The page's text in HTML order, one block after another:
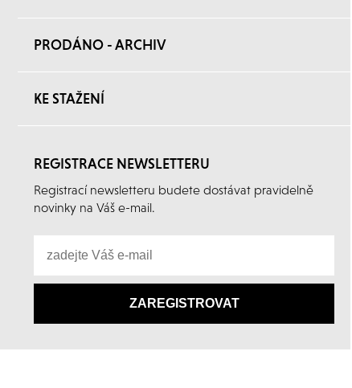
PRODÁNO - ARCHIV
KE STAŽENÍ
REGISTRACE NEWSLETTERU
Registrací newsletteru budete dostávat pravidelně
novinky na Váš e-mail.